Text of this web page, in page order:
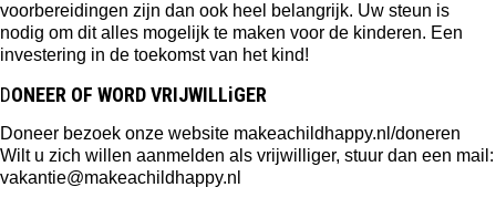
voorbereidingen zijn dan ook heel belangrijk. Uw steun is
nodig om dit alles mogelijk te maken voor de kinderen. Een
investering in de toekomst van het kind!
DONEER OF WORD VRIJWILLiGER
Doneer bezoek onze website makeachildhappy.nl/doneren
Wilt u zich willen aanmelden als vrijwilliger, stuur dan een mail:
vakantie@makeachildhappy.nl